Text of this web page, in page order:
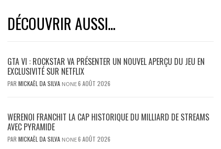
DÉCOUVRIR AUSSI...
GTA VI : ROCKSTAR VA PRÉSENTER UN NOUVEL APERÇU DU JEU EN
EXCLUSIVITÉ SUR NETFLIX
PAR MICKAËL DA SILVA NONE6 AOÛT 2026
WERENOI FRANCHIT LA CAP HISTORIQUE DU MILLIARD DE STREAMS
AVEC PYRAMIDE
PAR MICKAËL DA SILVA NONE6 AOÛT 2026